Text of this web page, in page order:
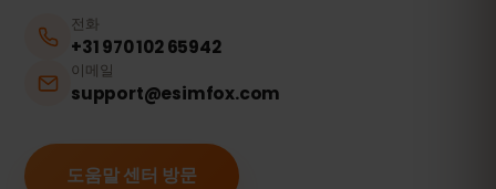
전화
+31 970 102 65942
이메일
support@esimfox.com
도움말 센터 방문